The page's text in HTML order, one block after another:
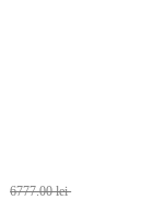
6777.00 lei